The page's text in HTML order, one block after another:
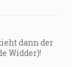
dann der
Widder)!